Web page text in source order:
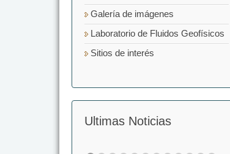
Galería de imágenes
Laboratorio de Fluidos Geofísicos
Sitios de interés
Ultimas Noticias